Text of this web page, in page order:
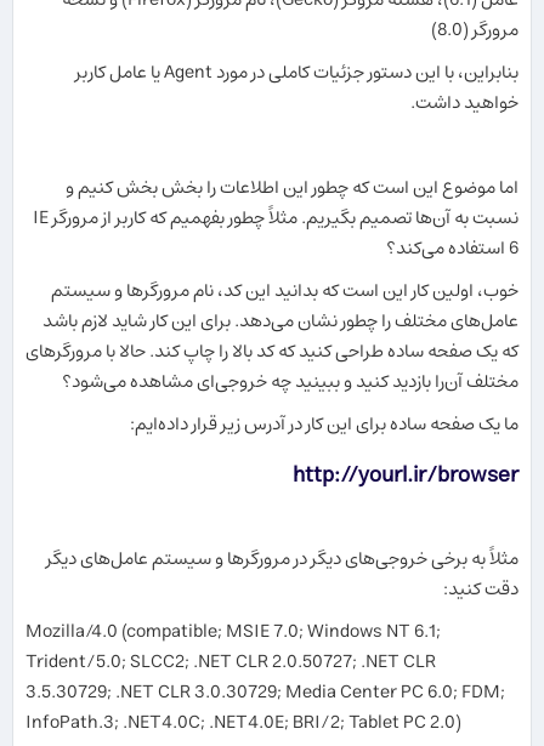
مرورگر (8.0)
بنابراین، با این دستور جزئیات کاملی در مورد Agent یا عامل کاربر
خواهید داشت.
اما موضوع این است که چطور این اطلاعات را بخش بخش کنیم و
نسبت به آن‌ها تصمیم بگیریم. مثلاً چطور بفهمیم که کاربر از مرورگر IE
6 استفاده می‌کند؟
خوب، اولین کار این است که بدانید این کد، نام مرورگرها و سیستم
عامل‌های مختلف را چطور نشان می‌دهد. برای این کار شاید لازم باشد
که یک صفحه ساده طراحی کنید که کد بالا را چاپ کند. حالا با مرورگرهای
مختلف آن‌را بازدید کنید و ببینید چه خروجی‌ای مشاهده می‌شود؟
ما یک صفحه ساده برای این کار در آدرس زیر قرار داده‌ایم:
http://yourl.ir/browser
مثلاً به برخی خروجی‌های دیگر در مرورگرها و سیستم عامل‌های دیگر
دقت کنید:
Mozilla/4.0 (compatible; MSIE 7.0; Windows NT 6.1;
Trident/5.0; SLCC2; .NET CLR 2.0.50727; .NET CLR
3.5.30729; .NET CLR 3.0.30729; Media Center PC 6.0; FDM;
InfoPath.3; .NET4.0C; .NET4.0E; BRI/2; Tablet PC 2.0)